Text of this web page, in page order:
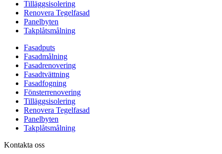
Tilläggsisolering
Renovera Tegelfasad
Panelbyten
Takplåtsmålning
Fasadputs
Fasadmålning
Fasadrenovering
Fasadtvättning
Fasadfogning
Fönsterrenovering
Tilläggsisolering
Renovera Tegelfasad
Panelbyten
Takplåtsmålning
Kontakta oss